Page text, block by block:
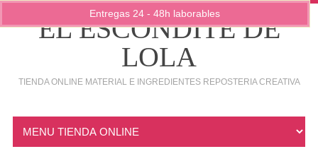
EL ESCONDITE DE
LOLA
TIENDA ONLINE MATERIAL E INGREDIENTES REPOSTERIA CREATIVA
Entregas 24 - 48h laborables